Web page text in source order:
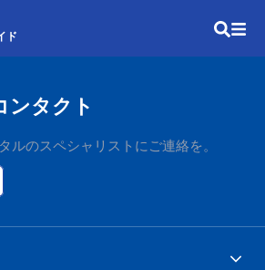
ド
ンタクト
ルのスペシャリストにご連絡を。